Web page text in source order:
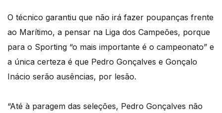
O técnico garantiu que não irá fazer poupanças frente
ao Marítimo, a pensar na Liga dos Campeões, porque
para o Sporting “o mais importante é o campeonato” e
a única certeza é que Pedro Gonçalves e Gonçalo
Inácio serão ausências, por lesão.
“Até à paragem das seleções, Pedro Gonçalves não